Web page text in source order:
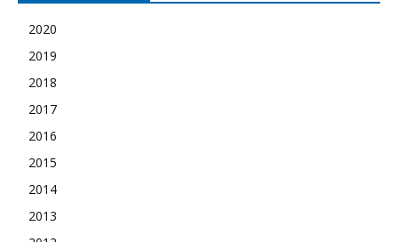
2020
2019
2018
2017
2016
2015
2014
2013